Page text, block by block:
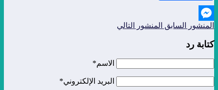
Messenger
المنشور السابق المنشور التالي
كتابة رد
الاسم*
البريد الإلكتروني*